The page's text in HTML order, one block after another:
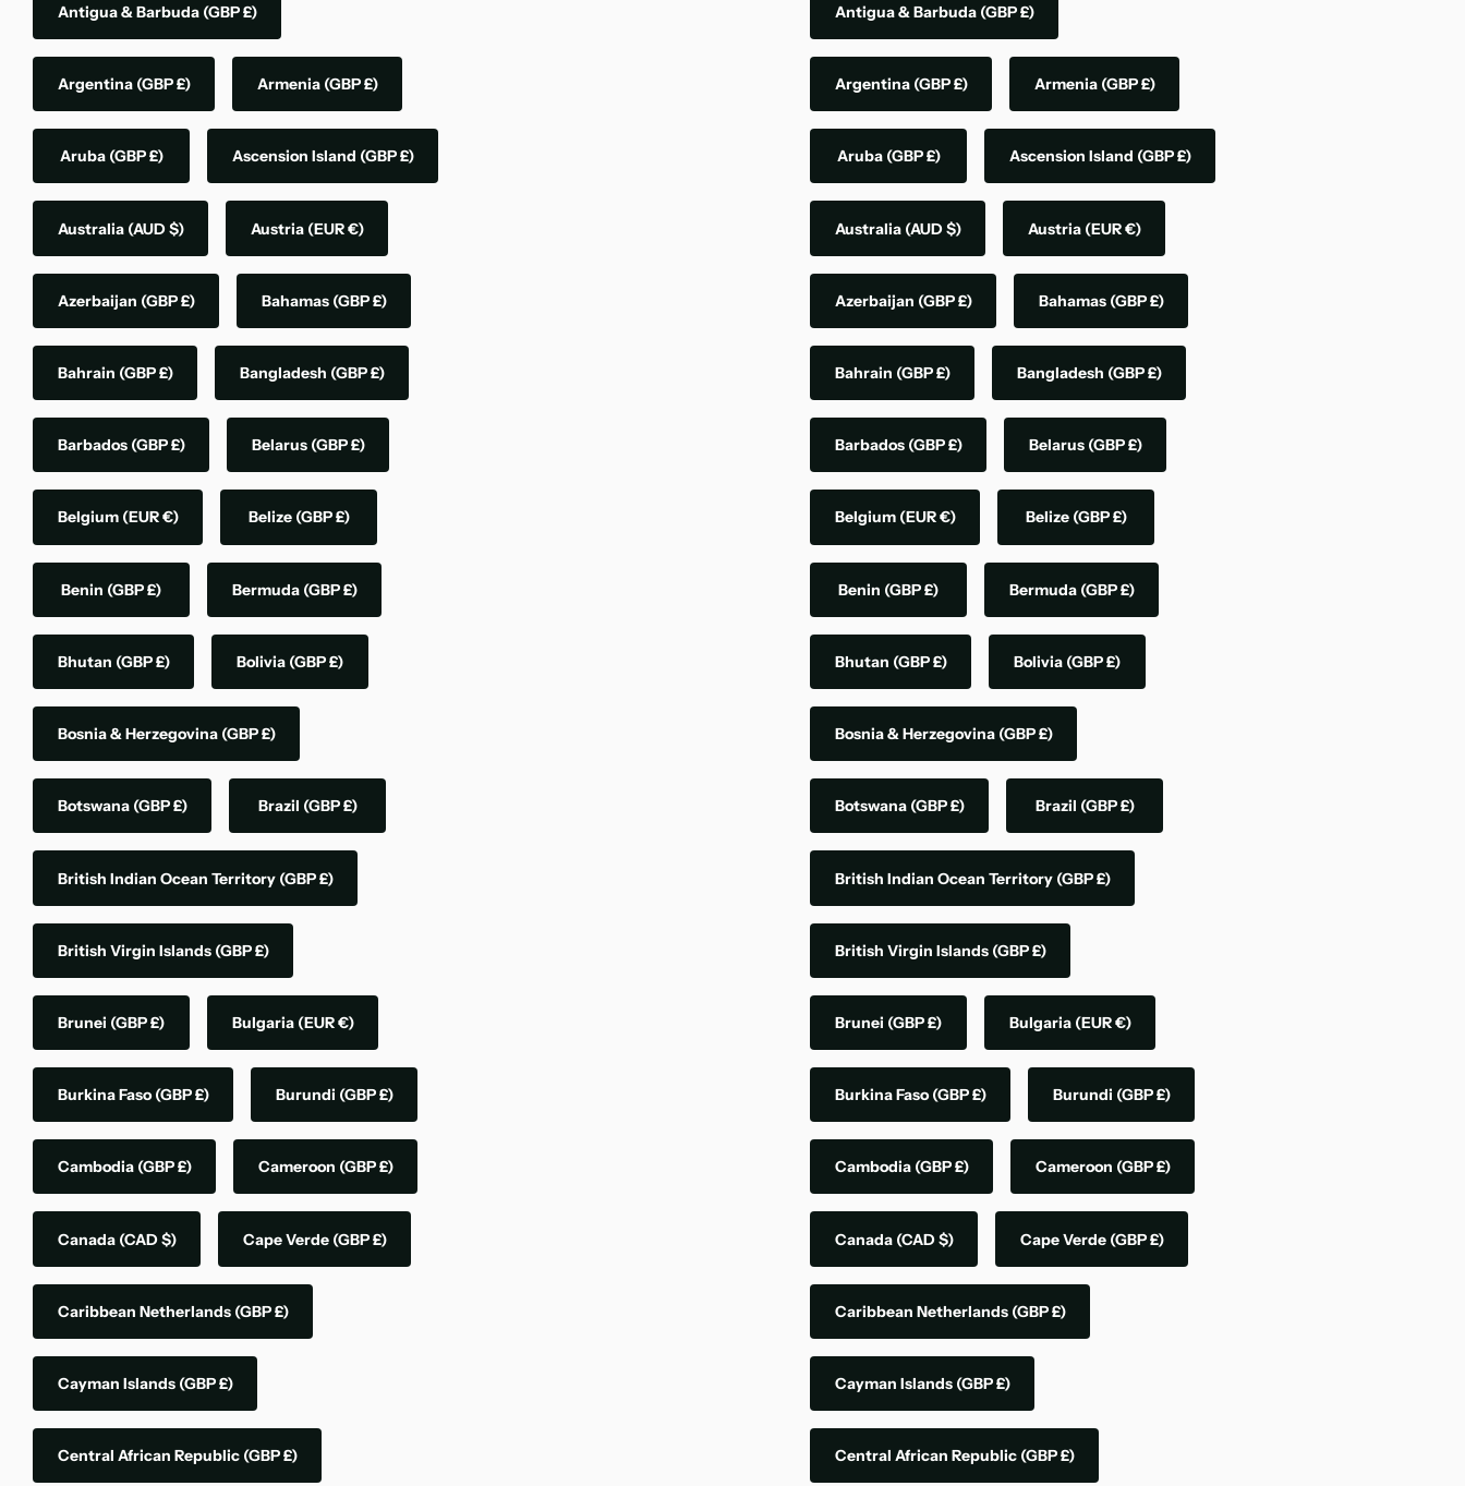
Antigua & Barbuda (GBP £)
Argentina (GBP £) Armenia (GBP £)
Aruba (GBP £) Ascension Island (GBP £)
Australia (AUD $) Austria (EUR €)
Azerbaijan (GBP £) Bahamas (GBP £)
Bahrain (GBP £) Bangladesh (GBP £)
Barbados (GBP £) Belarus (GBP £)
Belgium (EUR €) Belize (GBP £)
Benin (GBP £) Bermuda (GBP £)
Bhutan (GBP £) Bolivia (GBP £)
Bosnia & Herzegovina (GBP £)
Botswana (GBP £) Brazil (GBP £)
British Indian Ocean Territory (GBP £)
British Virgin Islands (GBP £)
Brunei (GBP £) Bulgaria (EUR €)
Burkina Faso(GBP £) Burundi (GBP £)
Cambodia (GBP £) Cameroon (GBP £)
Canada (CAD $) Cape Verde (GBP £)
Caribbean Netherlands (GBP £)
Cayman Islands (GBP £)
Central African Republic (GBP £)
Antigua & Barbuda (GBP £)
Argentina (GBP £) Armenia (GBP £)
Aruba (GBP £) Ascension Island (GBP £)
Australia (AUD $) Austria (EUR €)
Azerbaijan (GBP £) Bahamas (GBP £)
Bahrain (GBP £) Bangladesh (GBP £)
Barbados (GBP £) Belarus (GBP £)
Belgium (EUR €) Belize (GBP £)
Benin (GBP £) Bermuda (GBP £)
Bhutan (GBP £) Bolivia (GBP £)
Bosnia & Herzegovina (GBP £)
Botswana (GBP £) Brazil (GBP £)
British Indian Ocean Territory (GBP £)
British Virgin Islands (GBP £)
Brunei (GBP £) Bulgaria (EUR €)
Burkina Faso(GBP £) Burundi (GBP £)
Cambodia (GBP £) Cameroon (GBP £)
Canada (CAD $) Cape Verde (GBP £)
Caribbean Netherlands (GBP £)
Cayman Islands (GBP £)
Central African Republic (GBP £)